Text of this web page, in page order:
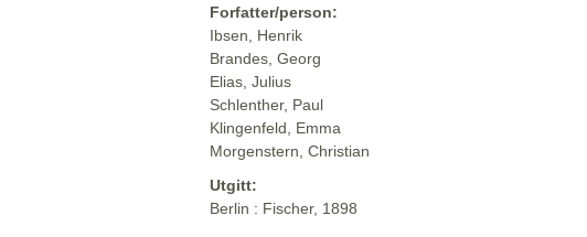
Forfatter/person:
Ibsen, Henrik
Brandes, Georg
Elias, Julius
Schlenther, Paul
Klingenfeld, Emma
Morgenstern, Christian
Utgitt:
Berlin : Fischer, 1898